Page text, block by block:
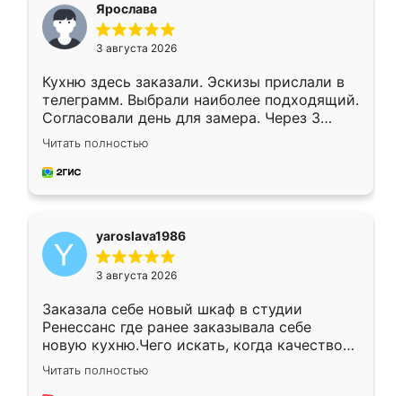
Ярослава
3 августа 2026
Кухню здесь заказали. Эскизы прислали в
телеграмм. Выбрали наиболее подходящий.
Согласовали день для замера. Через 3
недели кухня была уже готова. Остались
довольны работой. Спасибо Ренессанс
мебель за качественную работу!
Читать полностью
yaroslava1986
3 августа 2026
Заказала себе новый шкаф в студии
Ренессанс где ранее заказывала себе
новую кухню.Чего искать, когда качеством
вполне довольна. Служит кухня уже почти
два года, нареканий нет.
Читать полностью